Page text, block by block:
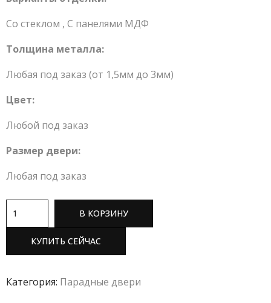
Со стеклом , С панелями МДФ
Толщина металла:
Любая под заказ (от 1,5мм до 3мм)
Цвет:
Любой под заказ
Размер двери:
Любая под заказ
В КОРЗИНУ
КУПИТЬ СЕЙЧАС
Категория: Парадные двери